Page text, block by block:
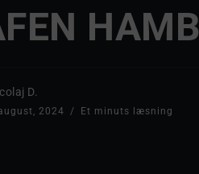
D.
2024 Et minuts læsning